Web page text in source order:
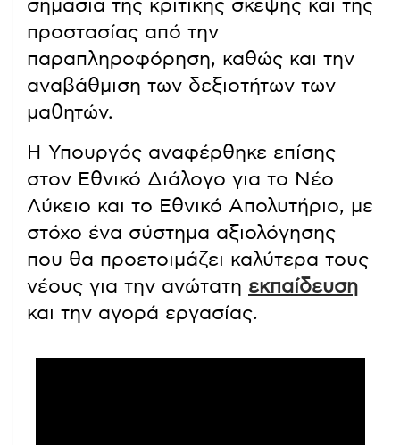
σημασία της κριτικής σκέψης και της
προστασίας από την
παραπληροφόρηση, καθώς και την
αναβάθμιση των δεξιοτήτων των
μαθητών.
Η Υπουργός αναφέρθηκε επίσης
στον Εθνικό Διάλογο για το Νέο
Λύκειο και το Εθνικό Απολυτήριο, με
στόχο ένα σύστημα αξιολόγησης
που θα προετοιμάζει καλύτερα τους
νέους για την ανώτατη εκπαίδευση
και την αγορά εργασίας.